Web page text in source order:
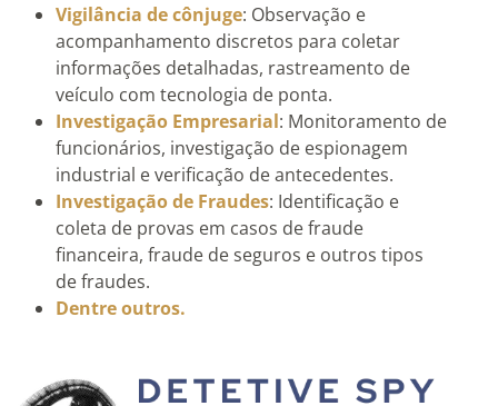
Vigilância de cônjuge: Observação e
acompanhamento discretos para coletar
informações detalhadas, rastreamento de
veículo com tecnologia de ponta.
Investigação Empresarial: Monitoramento de
funcionários, investigação de espionagem
industrial e verificação de antecedentes.
Investigação de Fraudes: Identificação e
coleta de provas em casos de fraude
financeira, fraude de seguros e outros tipos
de fraudes.
Dentre outros.